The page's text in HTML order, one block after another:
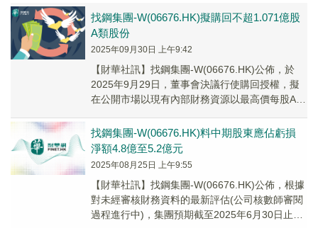
找鋼集團-W(06676.HK)擬購回不超1.071億股
A類股份
2025年09月30日 上午9:42
【財華社訊】找鋼集團-W(06676.HK)公佈，於
2025年9月29日，董事會決議行使購回授權，擬
在公開市場以現有內部財務資源以最高價每股A類
找鋼集團-W(06676.HK)料中期股東應佔虧損
淨額4.8億至5.2億元
2025年08月25日 上午9:55
【財華社訊】找鋼集團-W(06676.HK)公佈，根據
對未經審核財務資料的最新評估(公司核數師審閱
過程進行中)，集團預期截至2025年6月30日止六